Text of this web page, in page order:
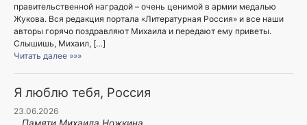
правительственной наградой – очень ценимой в армии медалью
Жукова. Вся редакция портала «Литературная Россия» и все наши
авторы горячо поздравляют Михаила и передают ему приветы.
Слышишь, Михаил, […]
Читать далее »»»
Я люблю тебя, Россия
23.06.2026